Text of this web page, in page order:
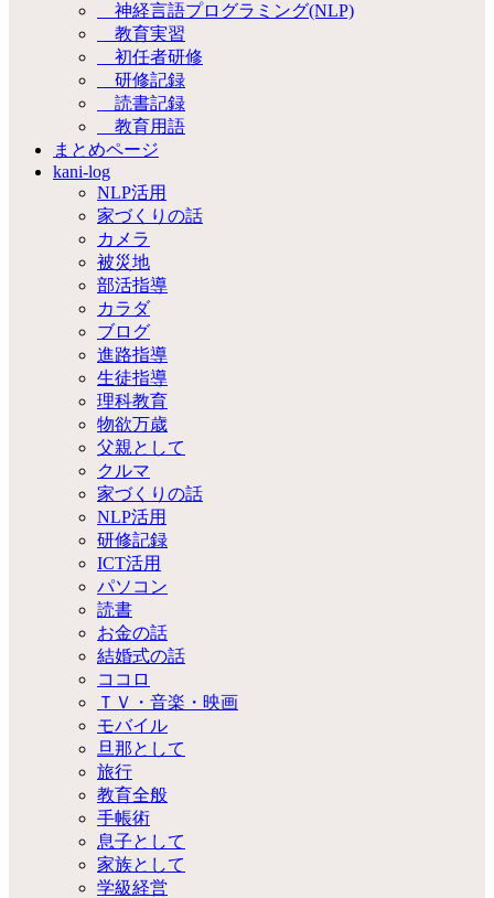
神経言語プログラミング(NLP)
教育実習
初任者研修
研修記録
読書記録
教育用語
まとめページ
kani-log
NLP活用
家づくりの話
カメラ
被災地
部活指導
カラダ
ブログ
進路指導
生徒指導
理科教育
物欲万歳
父親として
クルマ
家づくりの話
NLP活用
研修記録
ICT活用
パソコン
読書
お金の話
結婚式の話
ココロ
ＴＶ・音楽・映画
モバイル
旦那として
旅行
教育全般
手帳術
息子として
家族として
学級経営